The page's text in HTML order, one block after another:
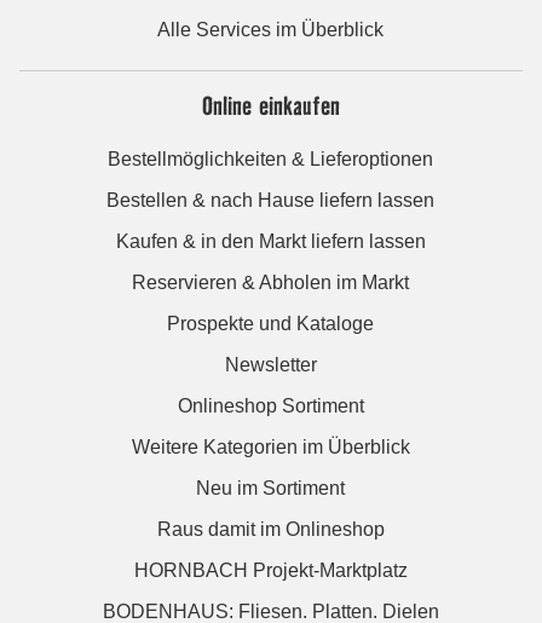
Alle Services im Überblick
Online einkaufen
Bestellmöglichkeiten & Lieferoptionen
Bestellen & nach Hause liefern lassen
Kaufen & in den Markt liefern lassen
Reservieren & Abholen im Markt
Prospekte und Kataloge
Newsletter
Onlineshop Sortiment
Weitere Kategorien im Überblick
Neu im Sortiment
Raus damit im Onlineshop
HORNBACH Projekt-Marktplatz
BODENHAUS: Fliesen. Platten. Dielen